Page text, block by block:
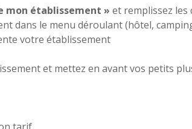
mon établissement » et remplissez les
dans le menu déroulant (hôtel,
votre établissement
et mettez en avant vos petits